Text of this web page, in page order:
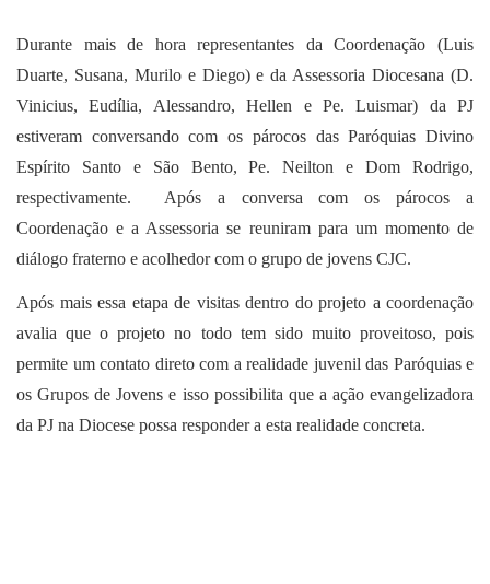
Durante mais de hora representantes da Coordenação (Luis
Duarte, Susana, Murilo e Diego) e da Assessoria Diocesana (D.
Vinicius, Eudília, Alessandro, Hellen e Pe. Luismar) da PJ
estiveram conversando com os párocos das Paróquias Divino
Espírito Santo e São Bento, Pe. Neilton e Dom Rodrigo,
respectivamente.
Após a conversa com os párocos a
Coordenação e a Assessoria se reuniram para um momento de
diálogo fraterno e acolhedor com o grupo de jovens CJC.
Após mais essa etapa de visitas dentro do projeto a coordenação
avalia que o projeto no todo tem sido muito proveitoso, pois
permite um contato direto com a realidade juvenil das Paróquias e
os Grupos de Jovens e isso possibilita que a ação evangelizadora
da PJ na Diocese possa responder a esta realidade concreta.